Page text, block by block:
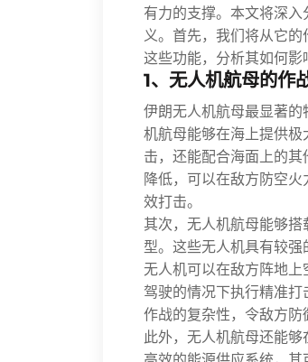
有力的支撑。本文将深
义。首先，我们将从它
这些功能，分析其如何影
1、无人机航母的作
伊朗无人机航母最显著
机航母能够在海上提供
击，还能配合海面上的
降低，可以在敌方防空
效打击。
其次，无人机航母能够
型。这些无人机具有较
无人机可以在敌方阵地
驾驶的情况下执行精准
作战的复杂性，令敌方防
此外，无人机航母还能